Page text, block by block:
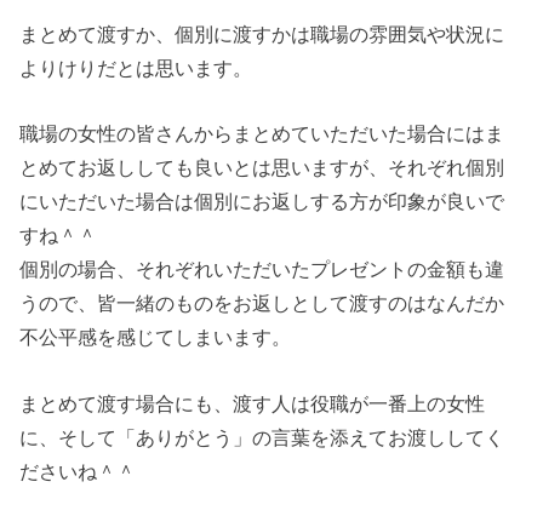
まとめて渡すか、個別に渡すかは職場の雰囲気や状況に
よりけりだとは思います。
職場の女性の皆さんからまとめていただいた場合にはま
とめてお返ししても良いとは思いますが、それぞれ個別
にいただいた場合は個別にお返しする方が印象が良いで
すね＾＾
個別の場合、それぞれいただいたプレゼントの金額も違
うので、皆一緒のものをお返しとして渡すのはなんだか
不公平感を感じてしまいます。
まとめて渡す場合にも、渡す人は役職が一番上の女性
に、そして「ありがとう」の言葉を添えてお渡ししてく
ださいね＾＾